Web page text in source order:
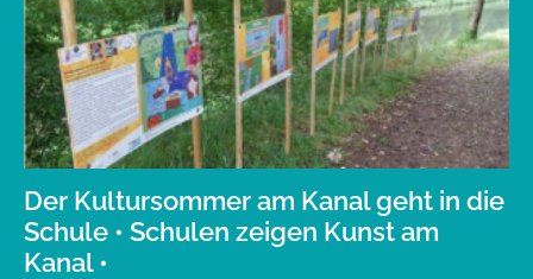
Der Kultursommer am Kanal geht in die
Schule • Schulen zeigen Kunst am
Kanal •